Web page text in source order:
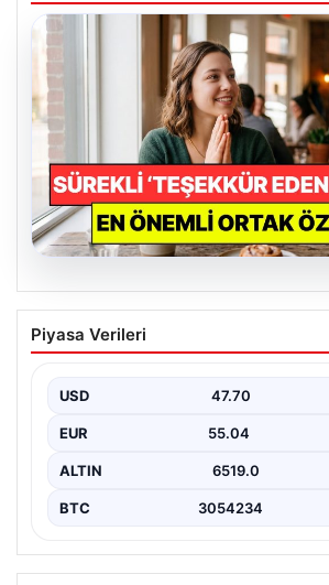
Psikolojiye Göre Sürekli
Kişilerin Önemli Ortak
ifadesini kullanmak, ilk bakışta yalnızca
nezaket kuralı…
Piyasa Verileri
USD 47.70
EUR 55.04
ALTIN 6519.0
BTC 3054234